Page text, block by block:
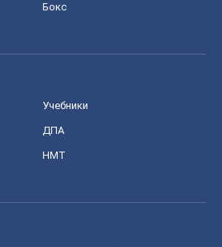
Бокс
Учебники
ДПА
НМТ